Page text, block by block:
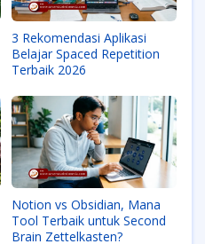
3 Rekomendasi Aplikasi
Belajar Spaced Repetition
Terbaik 2026
Notion vs Obsidian, Mana
Tool Terbaik untuk Second
Brain Zettelkasten?